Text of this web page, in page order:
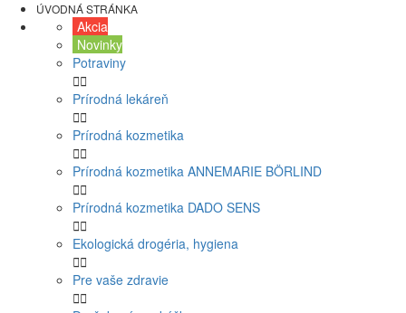
ÚVODNÁ STRÁNKA
Akcia
Novinky
Potraviny

Prírodná lekáreň

Prírodná kozmetika

Prírodná kozmetika ANNEMARIE BÖRLIND

Prírodná kozmetika DADO SENS

Ekologická drogéria, hygiena

Pre vaše zdravie
